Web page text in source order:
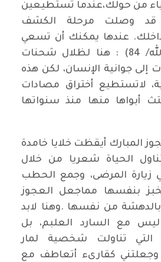
من حولك،عندما تستطيعين
قد وصلت مرحلة الكشف
عندها يمكنك أن تسعي
لتكوني في قلب الله/ 84) : هنا لظلال شحنات
جوانية الإنسان، لكن هذه
لاتستطيع أختراق مصادات
أبواها منها منذ سنواتها
المبارك أيقظت خلايا خامدة
الحياة شعريا من خلال
زيارة المرضى، وجمع الحطب
بنفسها مماجعل العجوز
من نفسها .وهنا لابد
مع السارد العلبم، بل
التي تناولت شخصية لمار
وجعلتني كقارىء أتعاطف مع